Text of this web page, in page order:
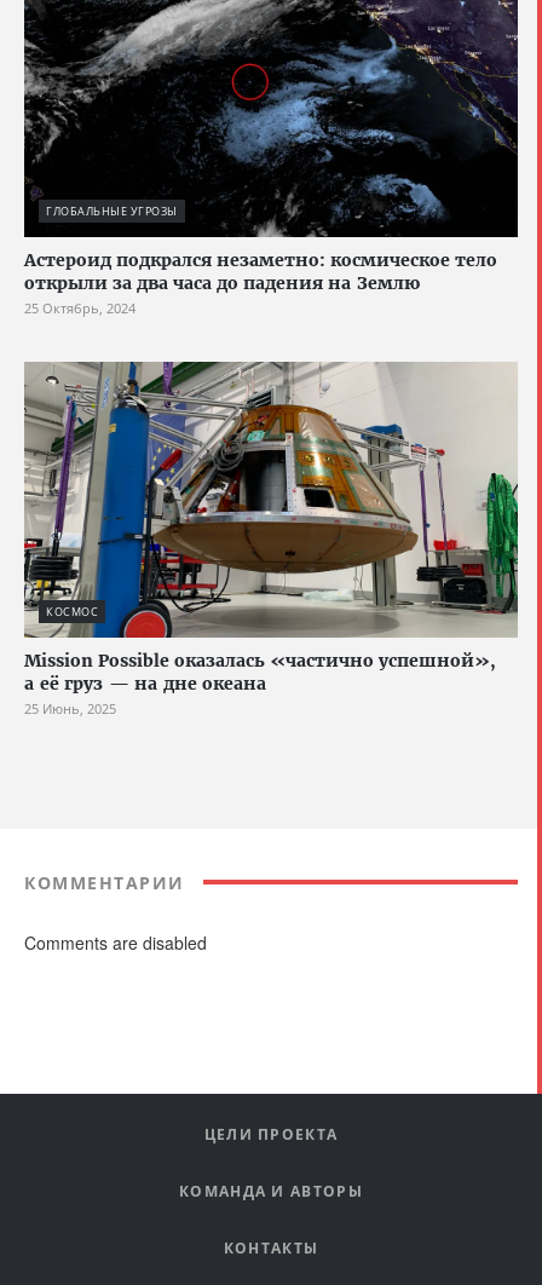
ГЛОБАЛЬНЫЕ УГРОЗЫ
Астероид подкрался незаметно: космическое тело
открыли за два часа до падения на Землю
25 Октябрь, 2024
КОСМОС
Mission Possible оказалась «частично успешной»,
а её груз — на дне океана
25 Июнь, 2025
КОММЕНТАРИИ
Comments are disabled
ЦЕЛИ ПРОЕКТА
КОМАНДА И АВТОРЫ
КОНТАКТЫ